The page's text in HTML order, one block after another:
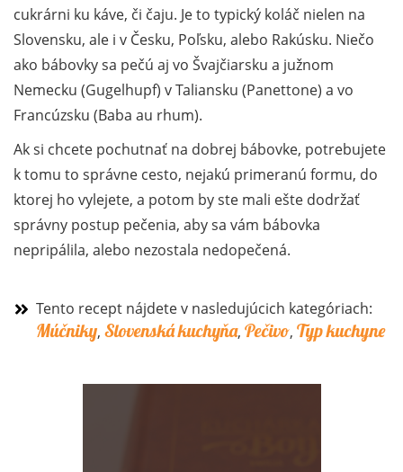
cukrárni ku káve, či čaju. Je to typický koláč nielen na
Slovensku, ale i v Česku, Poľsku, alebo Rakúsku. Niečo
ako bábovky sa pečú aj vo Švajčiarsku a južnom
Nemecku (Gugelhupf) v Taliansku (Panettone) a vo
Francúzsku (Baba au rhum).
Ak si chcete pochutnať na dobrej bábovke, potrebujete
k tomu to správne cesto, nejakú primeranú formu, do
ktorej ho vylejete, a potom by ste mali ešte dodržať
správny postup pečenia, aby sa vám bábovka
nepripálila, alebo nezostala nedopečená.
Tento recept nájdete v nasledujúcich kategóriach:
Múčniky, Slovenská kuchyňa, Pečivo, Typ kuchyne